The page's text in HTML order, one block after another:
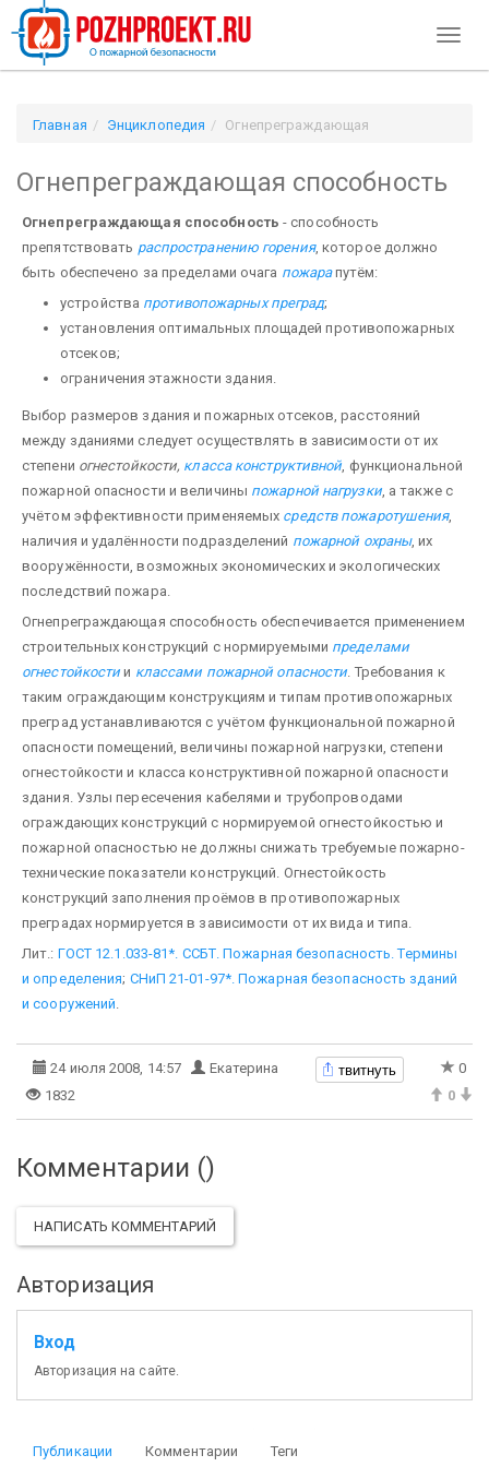
Главная Энциклопедия
Огнепреграждающая
Огнепреграждающая способность
Огнепреграждающая способность - способность
препятствовать распространению горения, которое должно
быть обеспечено за пределами очага пожарапутём:
устройства противопожарных преград;
установления оптимальных площадей противопожарных
отсеков;
ограничения этажности здания.
Выбор размеров здания и пожарных отсеков, расстояний
между зданиями следует осуществлять в зави­симости от их
степени огнестойкости, классаконструктивной, функциональной
пожарной опасности и величины пожарной нагрузки, а также с
учётом эффективности применяемых средств пожаротуше­ния,
наличия и удалённости подразделений пожарной охраны, их
вооружённости, возможных экономических и экологических
последствий пожара.
Огнепреграждающая способность обеспечивается применением
строительных конструкций с нормируемыми пределами
огнестойкостии классами пожарной опасности. Требования к
таким ограж­дающим конструкциям и типам противопожарных
преград устанавливаются с учётом функциональной пожарной
опасности помещений, величины пожарной нагрузки, степени
огнестойкости и класса конст­руктивной пожарной опасности
здания. Узлы пересечения кабелями и трубопроводами
ограждающих конструкций с нормируемой огнестойкостью и
пожарной опасностью не должны снижать требуемые пожарно-
технические показатели конструкций. Огнестойкость
конструкций заполнения проёмов в противопожарных
преградах нормируется в зависимости от их вида и типа.
Лит.: ГОСТ 12.1.033-81*. ССБТ. Пожарная безопасность. Термины
и определения; СНиП 21-01-97*. Пожарная безопасность зданий
и сооружений.
24 июля 2008, 14:57 Екатерина твитнуть
0
1832
0
Комментарии ()
НАПИСАТЬ КОММЕНТАРИЙ
Авторизация
Вход
Авторизация на сайте.
Публикации Комментарии Теги